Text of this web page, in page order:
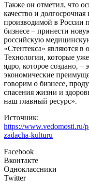
Также он отметил, что
качество и
производимой в России
бизнесе – принести
российскую
«Стентекса» являются в
Технологии, которые
ядро, которое создано, –
экономические
говорим о бизнесе,
спасения жизни и
наш главный ресурс».
Источник:
https://www.vedomosti.ru/
zadacha-kulturu
Facebook
Вконтакте
Одноклассники
Twitter